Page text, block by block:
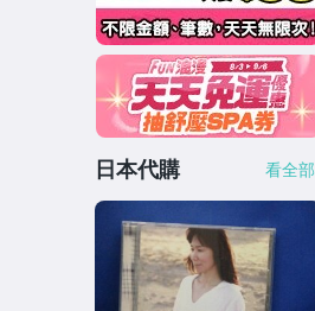
日本代購 看全部